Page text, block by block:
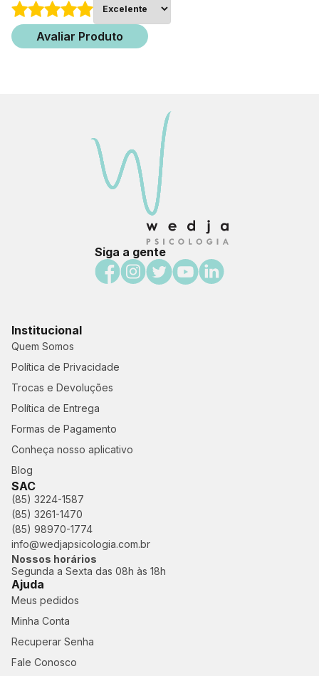
Avaliar Produto
Siga a gente
Institucional
Quem Somos
Política de Privacidade
Trocas e Devoluções
Política de Entrega
Formas de Pagamento
Conheça nosso aplicativo
Blog
SAC
(85) 3224-1587
(85) 3261-1470
(85) 98970-1774
info@wedjapsicologia.com.br
Nossos horários
Segunda a Sexta das 08h às 18h
Ajuda
Meus pedidos
Minha Conta
Recuperar Senha
Fale Conosco